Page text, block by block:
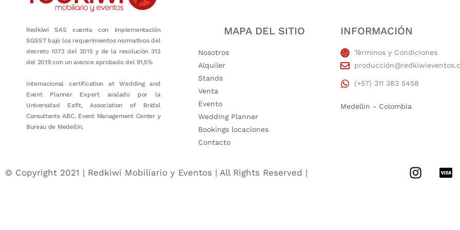
Redkiwi SAS cuenta con implementación
SGSST bajo los requerimientos normativos del
decreto 1072 del 2015 y de la resolución 312
del 2019 con un avance aprobado del 91,5%
Internacional certification at Wedding and
Event Planner Expert avalado por la
Universidad Eafit, Association of Bridal
Consultants ABC, Event Management Center y
Bureau de Medellín.
MAPA DEL SITIO
Nosotros
Alquiler
Stands
Venta
Evento
Wedding Planner
Bookings locaciones
Contacto
INFORMACIÓN
Términos y Condiciones
(+57) 311 383 5458
Medellin - Colombia
© Copyright 2021 | Redkiwi Mobiliario y Eventos | All Rights Reserved |